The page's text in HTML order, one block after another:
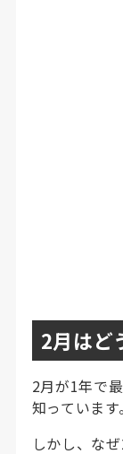
2月はど
2月が1年で
知っています。
しかし、な